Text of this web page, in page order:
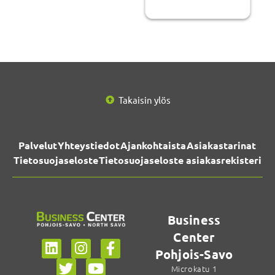
Takaisin ylös
PalvelutYhteystiedotAjankohtaistaAsiakastarinat
TietosuojaselosteTietosuojaseloste asiakasrekisteri
Business
Center
Pohjois-Savo
Microkatu 1